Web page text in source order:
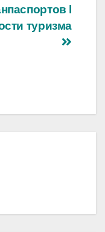
ӏ
туризма